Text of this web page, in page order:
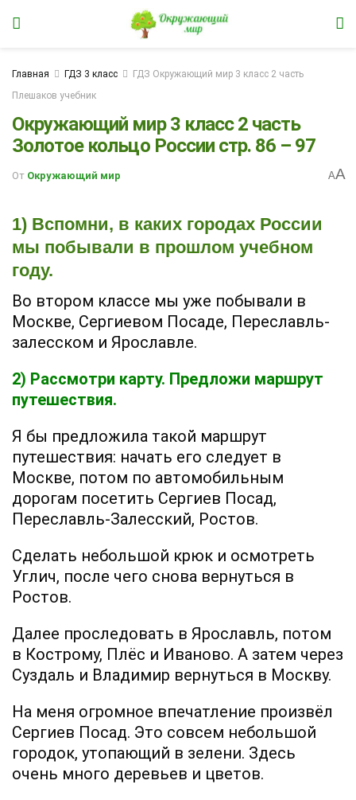
Главная ГДЗ 3 класс
ГДЗ Окружающий мир 3 класс 2 часть
Плешаков учебник
Окружающий мир 3 класс 2 часть
Золотое кольцо России стр. 86 – 97
От Окружающий мир AA
1) Вспомни, в каких городах России
мы побывали в прошлом учебном
году.
Во втором классе мы уже побывали в
Москве, Сергиевом Посаде, Переславль-
залесском и Ярославле.
2) Рассмотри карту. Предложи маршрут
путешествия.
Я бы предложила такой маршрут
путешествия: начать его следует в
Москве, потом по автомобильным
дорогам посетить Сергиев Посад,
Переславль-Залесский, Ростов.
Сделать небольшой крюк и осмотреть
Углич, после чего снова вернуться в
Ростов.
Далее проследовать в Ярославль, потом
в Кострому, Плёс и Иваново. А затем через
Суздаль и Владимир вернуться в Москву.
На меня огромное впечатление произвёл
Сергиев Посад. Это совсем небольшой
городок, утопающий в зелени. Здесь
очень много деревьев и цветов.